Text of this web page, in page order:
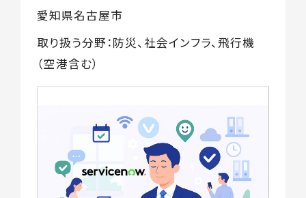
愛知県名古屋市
取り扱う分野：防災、社会インフラ、飛行機
（空港含む）